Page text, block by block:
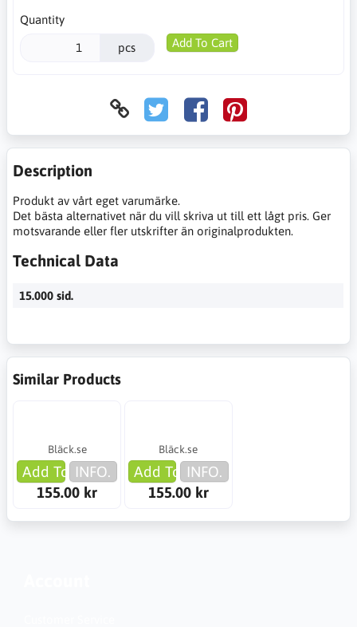
Quantity
pcs Add To Cart
Description
Produkt av vårt eget varumärke.
Det bästa alternativet när du vill skriva ut till ett lågt pris. Ger
motsvarande eller fler utskrifter än originalprodukten.
Technical Data
15.000 sid.
Similar Products
Bläck.se
Add To Cart
INFO.
155.00 kr
Bläck.se
Add To Cart
INFO.
155.00 kr